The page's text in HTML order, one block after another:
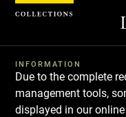
INFORMATION
Due to the complete
management tools,
displayed in our
Cookies management